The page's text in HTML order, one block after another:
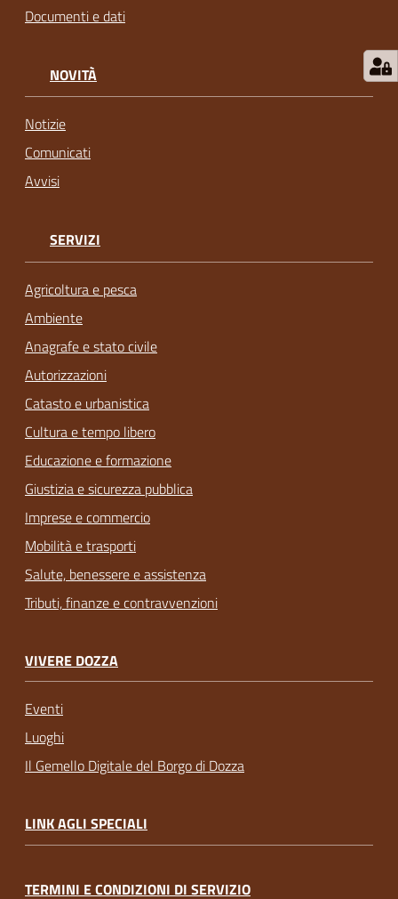
Documenti e dati
NOVITÀ
Notizie
Comunicati
Avvisi
SERVIZI
Agricoltura e pesca
Ambiente
Anagrafe e stato civile
Autorizzazioni
Catasto e urbanistica
Cultura e tempo libero
Educazione e formazione
Giustizia e sicurezza pubblica
Imprese e commercio
Mobilità e trasporti
Salute, benessere e assistenza
Tributi, finanze e contravvenzioni
VIVERE DOZZA
Eventi
Luoghi
Il Gemello Digitale del Borgo di Dozza
LINK AGLI SPECIALI
TERMINI E CONDIZIONI DI SERVIZIO